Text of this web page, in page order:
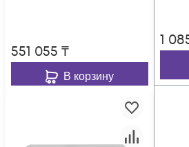
551 055 ₸
В корзину
1